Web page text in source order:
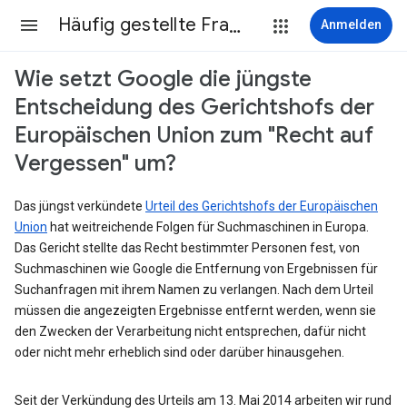
Häufig gestellte Fragen Anmelden
Wie setzt Google die jüngste
Entscheidung des Gerichtshofs der
Europäischen Union zum "Recht auf
Vergessen" um?
Das jüngst verkündete Urteil des Gerichtshofs der Europäischen
Union hat weitreichende Folgen für Suchmaschinen in Europa.
Das Gericht stellte das Recht bestimmter Personen fest, von
Suchmaschinen wie Google die Entfernung von Ergebnissen für
Suchanfragen mit ihrem Namen zu verlangen. Nach dem Urteil
müssen die angezeigten Ergebnisse entfernt werden, wenn sie
den Zwecken der Verarbeitung nicht entsprechen, dafür nicht
oder nicht mehr erheblich sind oder darüber hinausgehen.
Seit der Verkündung des Urteils am 13. Mai 2014 arbeiten wir rund